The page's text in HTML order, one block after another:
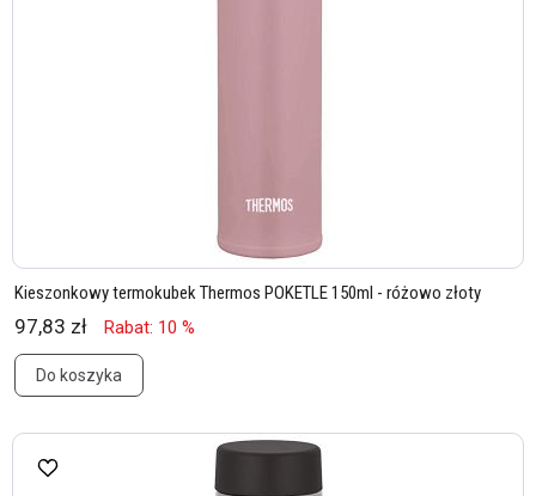
Kieszonkowy termokubek Thermos POKETLE 150ml - różowo złoty
97,83 zł Rabat: 10 %
Do koszyka